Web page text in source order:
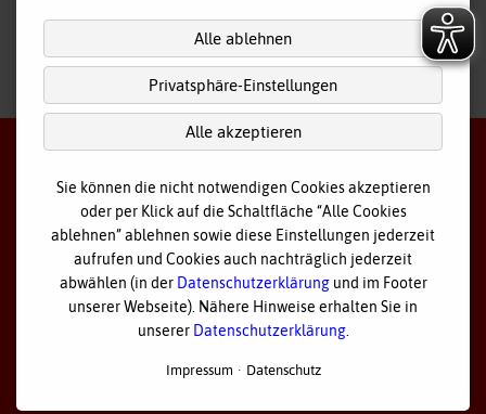
nach oben
2026 Bayerisches Rotes Kreuz - Kreisverband Ostallgäu
Datenschutz
Cookie Einstellungen
Alle ablehnen
Privatsphäre-Einstellungen
Alle akzeptieren
Sie können die nicht notwendigen Cookies akzeptieren
oder per Klick auf die Schaltfläche “Alle Cookies
ablehnen” ablehnen sowie diese Einstellungen jederzeit
aufrufen und Cookies auch nachträglich jederzeit
abwählen (in der Datenschutzerklärungund im Footer
unserer Webseite). Nähere Hinweise erhalten Sie in
unserer Datenschutzerklärung.
Impressum Datenschutz